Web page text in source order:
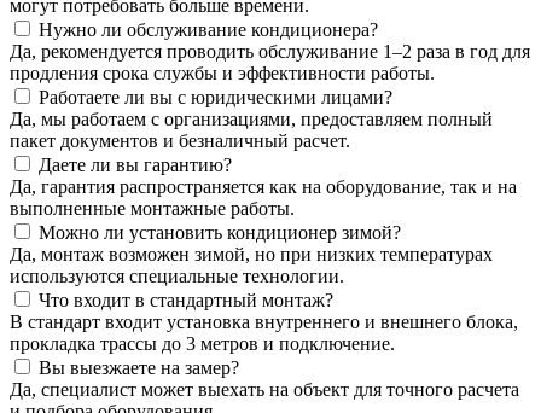
могут потребовать больше времени.
Нужно ли обслуживание кондиционера?
Да, рекомендуется проводить обслуживание 1–2 раза в год для
продления срока службы и эффективности работы.
Работаете ли вы с юридическими лицами?
Да, мы работаем с организациями, предоставляем полный
пакет документов и безналичный расчет.
Даете ли вы гарантию?
Да, гарантия распространяется как на оборудование, так и на
выполненные монтажные работы.
Можно ли установить кондиционер зимой?
Да, монтаж возможен зимой, но при низких температурах
используются специальные технологии.
Что входит в стандартный монтаж?
В стандарт входит установка внутреннего и внешнего блока,
прокладка трассы до 3 метров и подключение.
Вы выезжаете на замер?
Да, специалист может выехать на объект для точного расчета